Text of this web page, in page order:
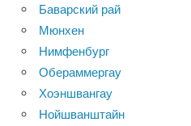
Баварский рай
Мюнхен
Нимфенбург
Обераммергау
Хоэншвангау
Нойшванштайн